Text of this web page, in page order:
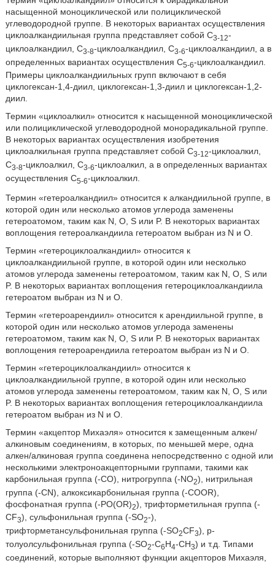
насыщенной моноциклической или полициклической
углеводородной группе. В некоторых вариантах осуществления
циклоалкандиильная группа представляет собой C3-12-
циклоалкандиил, C3-8-циклоалкандиил, C3-6-циклоалкандиил, а в
определенных вариантах осуществления C5-6-циклоалкандиил.
Примеры циклоалкандиильных групп включают в себя
циклогексан-1,4-диил, циклогексан-1,3-диил и циклогексан-1,2-
диил.
Термин «циклоалкил» относится к насыщенной моноциклической
или полициклической углеводородной монорадикальной группе.
В некоторых вариантах осуществления изобретения
циклоалкильная группа представляет собой C3-12-циклоалкил,
C3-8-циклоалкил, C3-6-циклоалкил, а в определенных вариантах
осуществления C5-6-циклоалкил.
Термин «гетероалкандиил» относится к алкандиильной группе, в
которой один или несколько атомов углерода заменены
гетероатомом, таким как N, O, S или P. В некоторых вариантах
воплощения гетероалкандиила гетероатом выбран из N и O.
Термин «гетероциклоалкандиил» относится к
циклоалкандиильной группе, в которой один или несколько
атомов углерода заменены гетероатомом, таким как N, O, S или
P. В некоторых вариантах воплощения гетероциклоалкандиила
гетероатом выбран из N и O.
Термин «гетероарендиил» относится к арендиильной группе, в
которой один или несколько атомов углерода заменены
гетероатомом, таким как N, O, S или P. В некоторых вариантах
воплощения гетероарендиила гетероатом выбран из N и O.
Термин «гетероциклоалкандиил» относится к
циклоалкандиильной группе, в которой один или несколько
атомов углерода заменены гетероатомом, таким как N, O, S или
P. В некоторых вариантах воплощения гетероциклоалкандиила
гетероатом выбран из N и O.
Термин «акцептор Михаэля» относится к замещенным алкен/
алкиновым соединениям, в которых, по меньшей мере, одна
алкен/алкиновая группа соединена непосредственно с одной или
несколькими электроноакцепторными группами, такими как
карбонильная группа (-CO), нитрогруппа (-NO2), нитрильная
группа (-CN), алкоксикарбонильная группа (-COOR),
фосфонатная группа (-PO(OR)2), трифторметильная группа (-
CF3), сульфонильная группа (-SO2-),
трифторметансульфонильная группа (-SO2CF3), p-
толуолсульфонильная группа (-SO2-C6H4-CH3) и т.д. Типами
соединений, которые выполняют функции акцепторов Михаэля,